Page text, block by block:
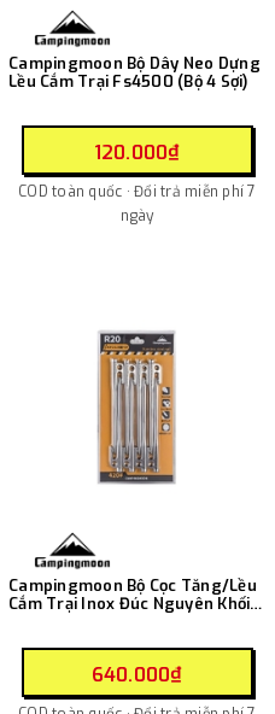
Campingmoon Bộ Dây Neo Dựng
Lều Cắm Trại Fs4500 (Bộ 4 Sợi)
120.000₫
COD toàn quốc · Đổi trả miễn phí 7
ngày
Campingmoon Bộ Cọc Tăng/Lều
Cắm Trại Inox Đúc Nguyên Khối
640.000₫